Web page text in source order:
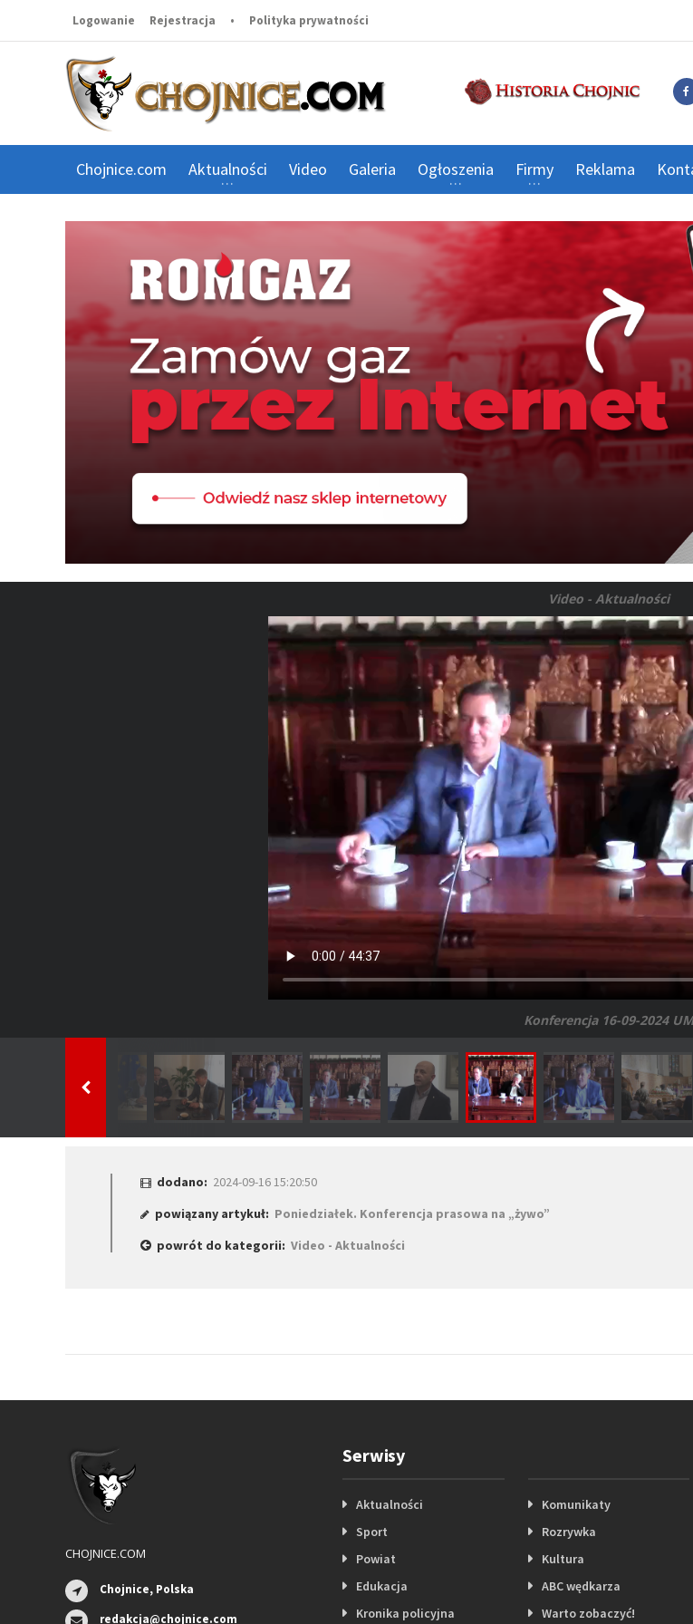
Logowanie Rejestracja • Polityka prywatności
Chojnice.com Aktualności Video Galeria Ogłoszenia Firmy Reklama
Video - Aktualności
Konferencja 16-09-2024 UM
dodano: 2024-09-16 15:20:50
powiązany artykuł: Poniedziałek. Konferencja prasowa na „żywo”
powrót do kategorii: Video - Aktualności
CHOJNICE.COM
Chojnice, Polska
redakcja@chojnice.com
Serwisy
Aktualności
Sport
Powiat
Edukacja
Kronika policyjna
Komunikaty
Rozrywka
Kultura
ABC wędkarza
Warto zobaczyć!